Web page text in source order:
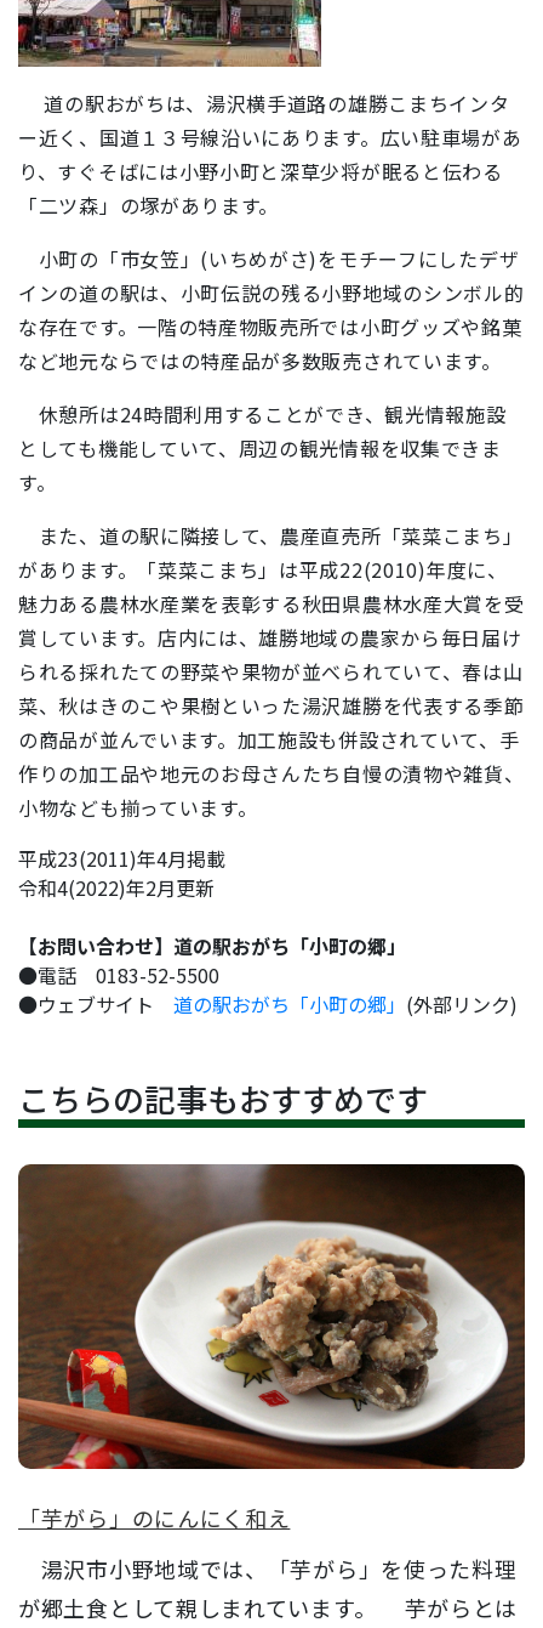
道の駅おがちは、湯沢横手道路の雄勝こまちインタ
ー近く、国道１３号線沿いにあります。広い駐車場があ
り、すぐそばには小野小町と深草少将が眠ると伝わる
「二ツ森」の塚があります。
小町の「市女笠」(いちめがさ)をモチーフにしたデザ
インの道の駅は、小町伝説の残る小野地域のシンボル的
な存在です。一階の特産物販売所では小町グッズや銘菓
など地元ならではの特産品が多数販売されています。
休憩所は24時間利用することができ、観光情報施設
としても機能していて、周辺の観光情報を収集できま
す。
また、道の駅に隣接して、農産直売所「菜菜こまち」
があります。「菜菜こまち」は平成22(2010)年度に、
魅力ある農林水産業を表彰する秋田県農林水産大賞を受
賞しています。店内には、雄勝地域の農家から毎日届け
られる採れたての野菜や果物が並べられていて、春は山
菜、秋はきのこや果樹といった湯沢雄勝を代表する季節
の商品が並んでいます。加工施設も併設されていて、手
作りの加工品や地元のお母さんたち自慢の漬物や雑貨、
小物なども揃っています。
平成23(2011)年4月掲載
令和4(2022)年2月更新
【お問い合わせ】道の駅おがち「小町の郷」
●電話 0183-52-5500
●ウェブサイト 道の駅おがち「小町の郷」 (外部リンク)
こちらの記事もおすすめです
「芋がら」のにんにく和え
湯沢市小野地域では、「芋がら」を使った料理
が郷土食として親しまれています。 芋がらとは